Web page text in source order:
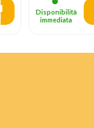
Disponibilità
immediata